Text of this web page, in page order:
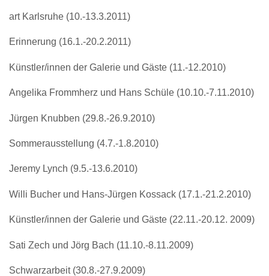
art Karlsruhe (10.-13.3.2011)
Erinnerung (16.1.-20.2.2011)
Künstler/innen der Galerie und Gäste (11.-12.2010)
Angelika Frommherz und Hans Schüle (10.10.-7.11.2010)
Jürgen Knubben (29.8.-26.9.2010)
Sommerausstellung (4.7.-1.8.2010)
Jeremy Lynch (9.5.-13.6.2010)
Willi Bucher und Hans-Jürgen Kossack (17.1.-21.2.2010)
Künstler/innen der Galerie und Gäste (22.11.-20.12. 2009)
Sati Zech und Jörg Bach (11.10.-8.11.2009)
Schwarzarbeit (30.8.-27.9.2009)